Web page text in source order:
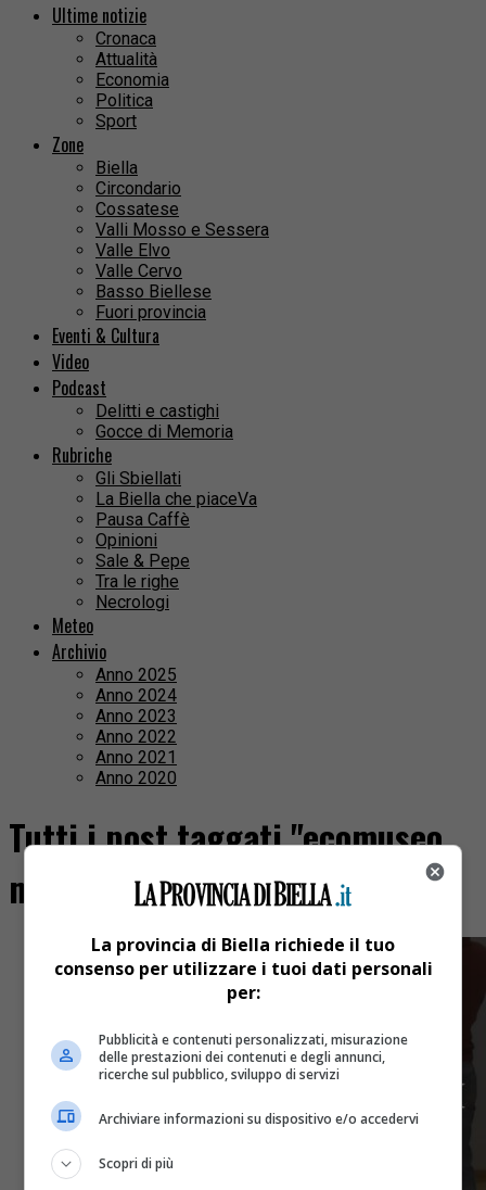
Ultime notizie
Cronaca
Attualità
Economia
Politica
Sport
Zone
Biella
Circondario
Cossatese
Valli Mosso e Sessera
Valle Elvo
Valle Cervo
Basso Biellese
Fuori provincia
Eventi & Cultura
Video
Podcast
Delitti e castighi
Gocce di Memoria
Rubriche
Gli Sbiellati
La Biella che piaceVa
Pausa Caffè
Opinioni
Sale & Pepe
Tra le righe
Necrologi
Meteo
Archivio
Anno 2025
Anno 2024
Anno 2023
Anno 2022
Anno 2021
Anno 2020
Tutti i post taggati "ecomuseo
morenico"
La provincia di Biella richiede il tuo
consenso per utilizzare i tuoi dati personali
per:
Pubblicità e contenuti personalizzati, misurazione
delle prestazioni dei contenuti e degli annunci,
ricerche sul pubblico, sviluppo di servizi
Archiviare informazioni su dispositivo e/o accedervi
Scopri di più